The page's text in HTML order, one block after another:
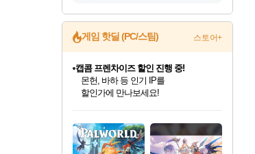
게임 핫딜 (PC/스팀) 스토어+
최대 90% 할인가를 만나보세요!
네이버혜택과 함께 만나보세요!
50%할인&추가 적립까지!
네이버 포인트 혜택까지!
이니&베니 혜택까지!
네이버 혜택가와 함께 예약하세요!
할인&네이버혜택으로 만나보세요!
네이버페이 혜택과 만나보세요!
40주년 프로모션으로 만나보세요!
캡콤 프렌차이즈 할인 진행 중!
몬헌, 바하 등 인기 IP를
할인가에 만나보세요!
일부 에디션 상시 할인!
혜택으로 예약 판매 중
편안하게 충전하세요